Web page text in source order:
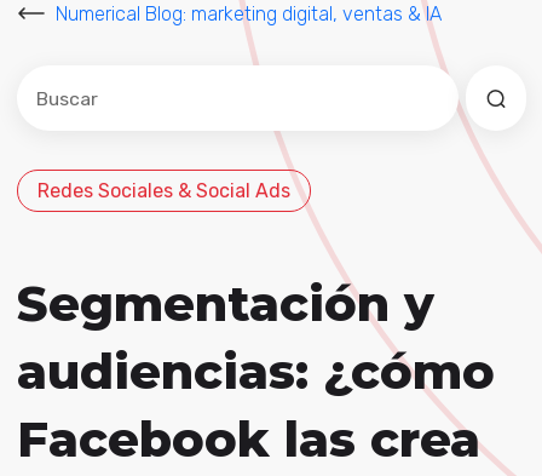
Numerical Blog: marketing digital, ventas & IA
Este es un campo de búsqueda con una función de
No hay sugerencias porque el campo de
Redes Sociales & Social Ads
Segmentación y
audiencias: ¿cómo
Facebook las crea